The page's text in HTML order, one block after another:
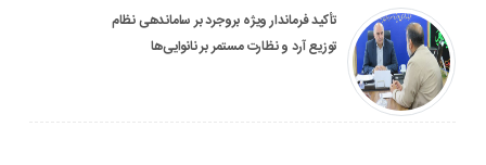
تأکید فرماندار ویژه بروجرد بر ساماندهی نظام
توزیع آرد و نظارت مستمر بر نانوایی‌ها